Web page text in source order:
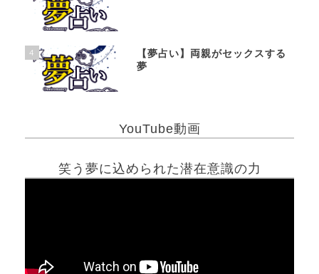
4
【夢占い】両親がセックスする
夢
YouTube動画
笑う夢に込められた潜在意識の力